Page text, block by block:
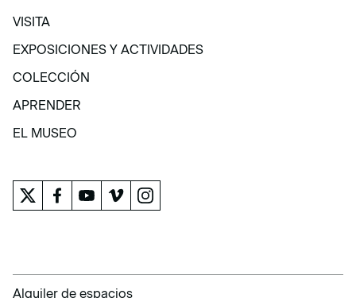
VISITA
VISITA
EXPOSICIONES Y ACTIVIDADES
EXPOSICIONES Y ACTIVIDADES
COLECCIÓN
COLECCIÓN
APRENDER
APRENDER
EL MUSEO
Alquiler de espacios